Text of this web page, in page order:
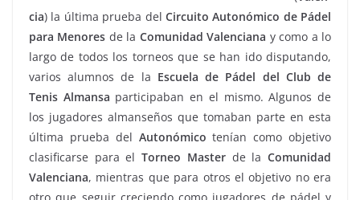
cia) la última prueba del Circuito Autonómico de Pádel
para Menores de la Comunidad Valenciana y como a lo
largo de todos los torneos que se han ido disputando,
varios alumnos de la Escuela de Pádel del Club de
Tenis Almansa participaban en el mismo. Algunos de
los jugadores almanseños que tomaban parte en esta
última prueba del Autonómico tenían como objetivo
clasificarse para elTorneo Masterde laComunidad
Valenciana, mientras que para otros el objetivo no era
otro que seguir creciendo como jugadores de pádel y